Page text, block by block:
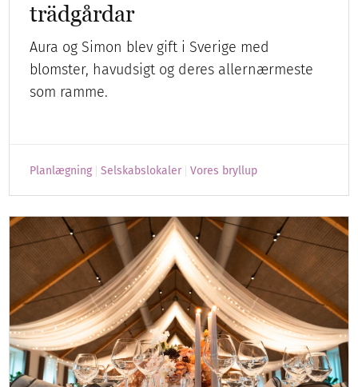
trädgårdar
Aura og Simon blev gift i Sverige med
blomster, havudsigt og deres allernærmeste
som ramme.
Planlægning Selskabslokaler Vores bryllup